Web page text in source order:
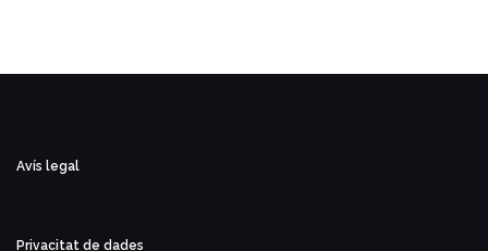
Avís legal
Privacitat de dades